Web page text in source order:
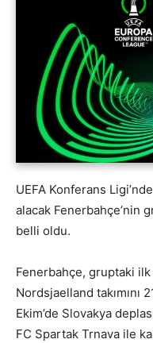
UEFA Konferans
alacak Fenerbahçe’nin
belli oldu.
Fenerbahçe, gruptaki ilk
Nordsjaelland takımını
Ekim’de Slovakya
FC Spartak Trnava ile